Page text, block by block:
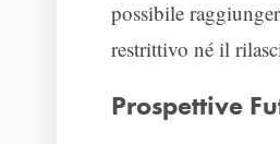
possibile
restrittivo né il
Prospettive